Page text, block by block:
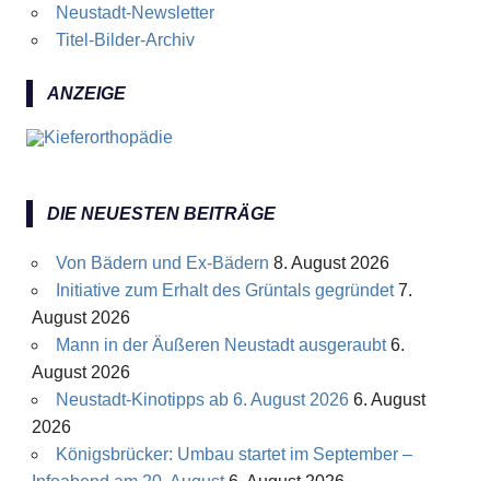
Neustadt-Newsletter
Titel-Bilder-Archiv
ANZEIGE
DIE NEUESTEN BEITRÄGE
Von Bädern und Ex-Bädern 8. August 2026
Initiative zum Erhalt des Grüntals gegründet 7.
August 2026
Mann in der Äußeren Neustadt ausgeraubt 6.
August 2026
Neustadt-Kinotipps ab 6. August 2026 6. August
2026
Königsbrücker: Umbau startet im September –